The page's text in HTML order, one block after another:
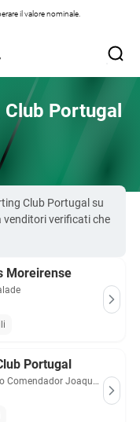
il valore nominale.
Portugal
Club Portugal su
venditori verificati che
Moreirense
Portugal
Parque Desportivo Comendador Joaquim de Almeida Freitas